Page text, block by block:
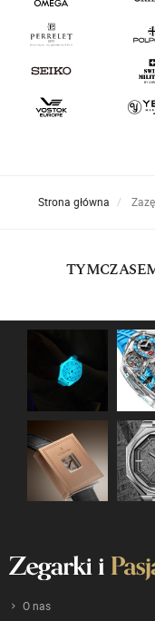
Strona główna
O nas